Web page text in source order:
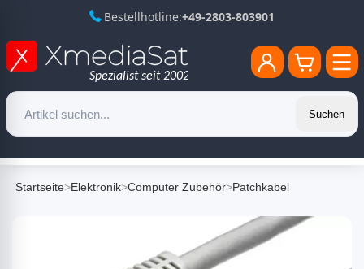
Bestellhotline:+49-2803-803901
Suchen
Startseite>Elektronik>Computer Zubehör>Patchkabel